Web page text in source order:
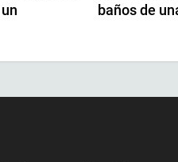
baños de